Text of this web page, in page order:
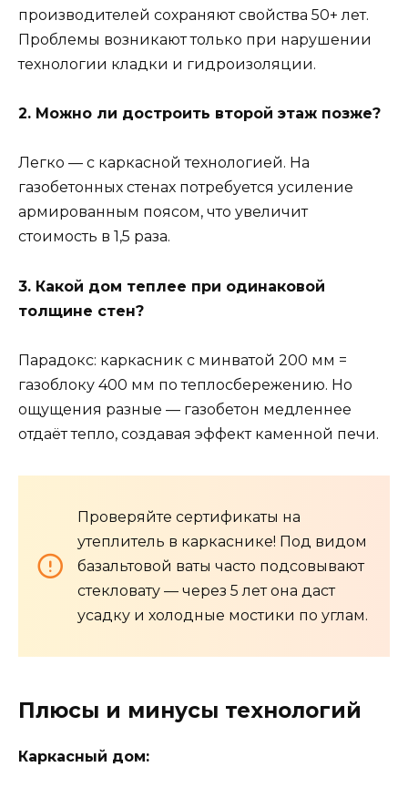
производителей сохраняют свойства 50+ лет.
Проблемы возникают только при нарушении
технологии кладки и гидроизоляции.
2. Можно ли достроить второй этаж позже?
Легко — с каркасной технологией. На
газобетонных стенах потребуется усиление
армированным поясом, что увеличит
стоимость в 1,5 раза.
3. Какой дом теплее при одинаковой
толщине стен?
Парадокс: каркасник с минватой 200 мм =
газоблоку 400 мм по теплосбережению. Но
ощущения разные — газобетон медленнее
отдаёт тепло, создавая эффект каменной печи.
Проверяйте сертификаты на
утеплитель в каркаснике! Под видом
базальтовой ваты часто подсовывают
стекловату — через 5 лет она даст
усадку и холодные мостики по углам.
Плюсы и минусы технологий
Каркасный дом: